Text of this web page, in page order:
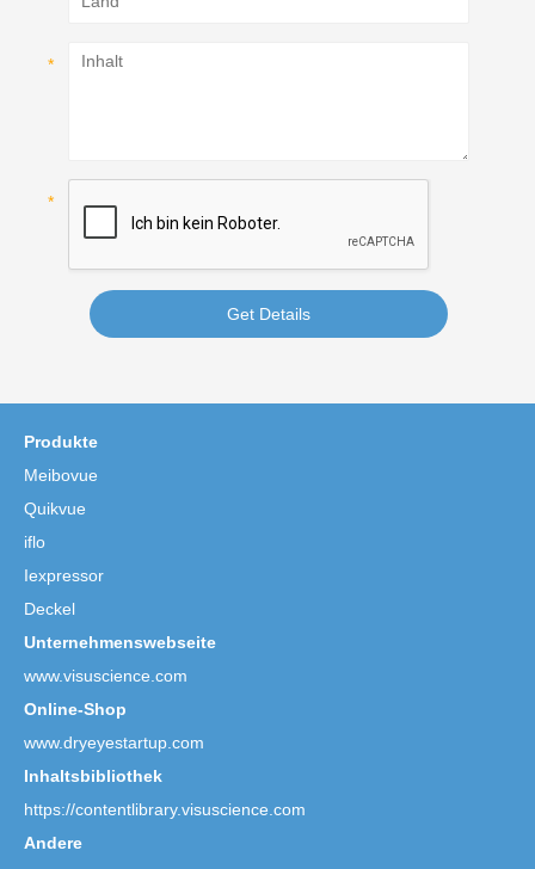
Get Details
Produkte
Meibovue
Quikvue
iflo
Iexpressor
Deckel
Unternehmenswebseite
www.visuscience.com
Online-Shop
www.dryeyestartup.com
Inhaltsbibliothek
https://contentlibrary.visuscience.com
Andere